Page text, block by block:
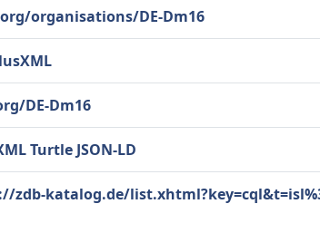
organisations/DE-Dm16
DE-Dm16
Turtle JSON-LD
zdb-katalog.de/